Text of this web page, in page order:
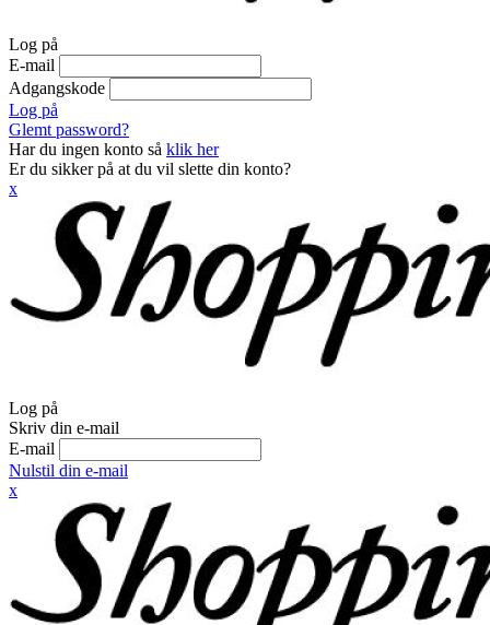
Log på
E-mail
Adgangskode
Log på
Glemt password?
Har du ingen konto så klik her
Er du sikker på at du vil slette din konto?
x
Log på
Skriv din e-mail
E-mail
Nulstil din e-mail
x